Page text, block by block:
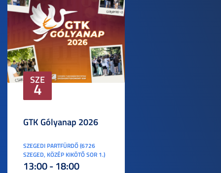
SZE
4
GTK Gólyanap 2026
SZEGEDI PARTFÜRDŐ (6726
SZEGED, KÖZÉP KIKÖTŐ SOR 1.)
13:00 - 18:00